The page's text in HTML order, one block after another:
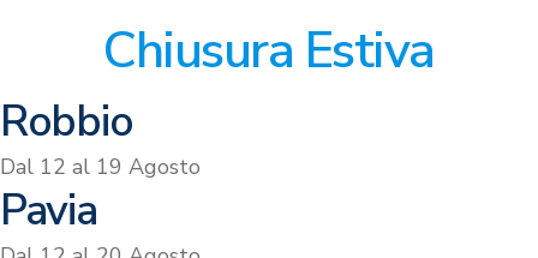
Chiusura Estiva
Robbio
Dal 12 al 19 Agosto
Pavia